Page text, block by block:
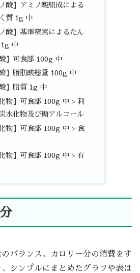
酸】アミノ酸組成による
質 1g 中
酸】基準窒素によるたん
中
】可食部 100g 中
】脂肪酸総量 100g 中
】脂質 1g 中
物】可食部 100g 中 > 利
水化物及び糖アルコール
物】可食部 100g 中 > 食
物】可食部 100g 中 > 有
バランス、カロリー分の消費をす
シンプルにまとめたグラフや表は